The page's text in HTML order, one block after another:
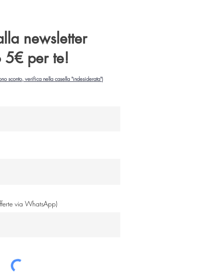
newsletter
5€ per te!
sconto, verifica nella casella "indesiderata")
via WhatsApp)